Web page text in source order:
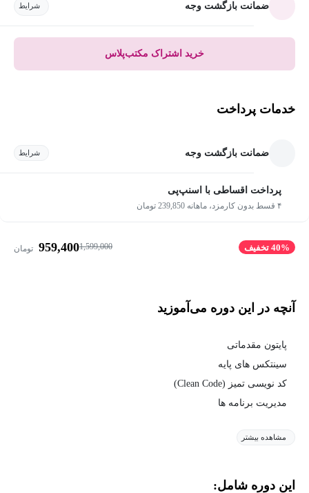
ضمانت بازگشت وجه شرایط
خرید اشتراک مکتب‌پلاس
خدمات پرداخت
ضمانت بازگشت وجه شرایط
پرداخت اقساطی با اسنپ‌پی
۴ قسط بدون کارمزد، ماهانه 239,850 تومان
40% تخفیف 1,599,000
959,400 تومان
آنچه در این دوره می‌آموزید
پایتون مقدماتی
سینتکس های پایه
کد نویسی تمیز (Clean Code)
مدیریت برنامه ها
مشاهده بیشتر
این دوره شامل: